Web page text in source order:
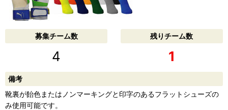
募集チーム数
4
残りチーム数
1
備考
靴裏が飴色またはノンマーキングと印字のあるフラットシューズの
み使用可能です。